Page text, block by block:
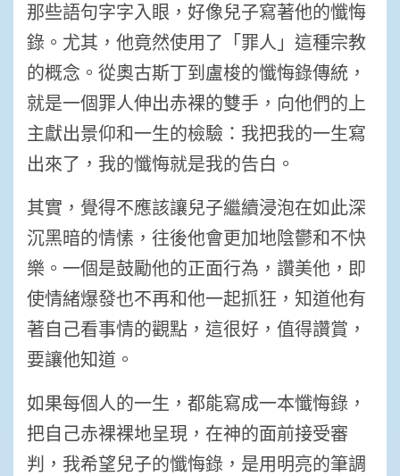
那些語句字字入眼，好像兒子寫著他的懺悔
錄。尤其，他竟然使用了「罪人」這種宗教
的概念。從奧古斯丁到盧梭的懺悔錄傳統，
就是一個罪人伸出赤裸的雙手，向他們的上
主獻出景仰和一生的檢驗：我把我的一生寫
出來了，我的懺悔就是我的告白。
其實，覺得不應該讓兒子繼續浸泡在如此深
沉黑暗的情愫，往後他會更加地陰鬱和不快
樂。一個是鼓勵他的正面行為，讚美他，即
使情緒爆發也不再和他一起抓狂，知道他有
著自己看事情的觀點，這很好，值得讚賞，
要讓他知道。
如果每個人的一生，都能寫成一本懺悔錄，
把自己赤裸裸地呈現，在神的面前接受審
判，我希望兒子的懺悔錄，是用明亮的筆調